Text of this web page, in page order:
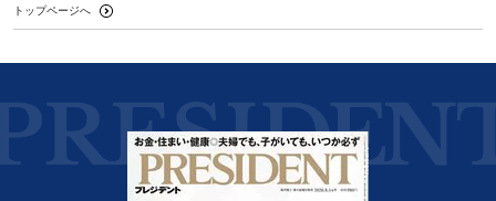
トップページへ